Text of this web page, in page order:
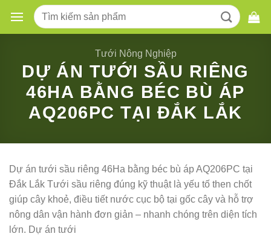
content
Tìm
kiếm:
Tưới Nông Nghiệp
DỰ ÁN TƯỚI SẦU RIÊNG
46HA BẰNG BÉC BÙ ÁP
AQ206PC TẠI ĐẮK LẮK
Dự án tưới sầu riêng 46Ha bằng béc bù áp AQ206PC tại
Đắk Lắk Tưới sầu riêng đúng kỹ thuật là yếu tố then chốt
giúp cây khoẻ, điều tiết nước cục bộ tại gốc cây và hỗ trợ
nông dân vận hành đơn giản – nhanh chóng trên diện tích
lớn. Dự án tưới